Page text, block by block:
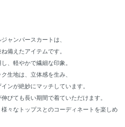
ャンパースカートは、
備えたアイテムです。
、軽やかで繊細な印象。
生地は、立体感を生み、
ンが絶妙にマッチしています。
びても長い期間で着ていただけます。
々なトップスとのコーディネートを楽しめ